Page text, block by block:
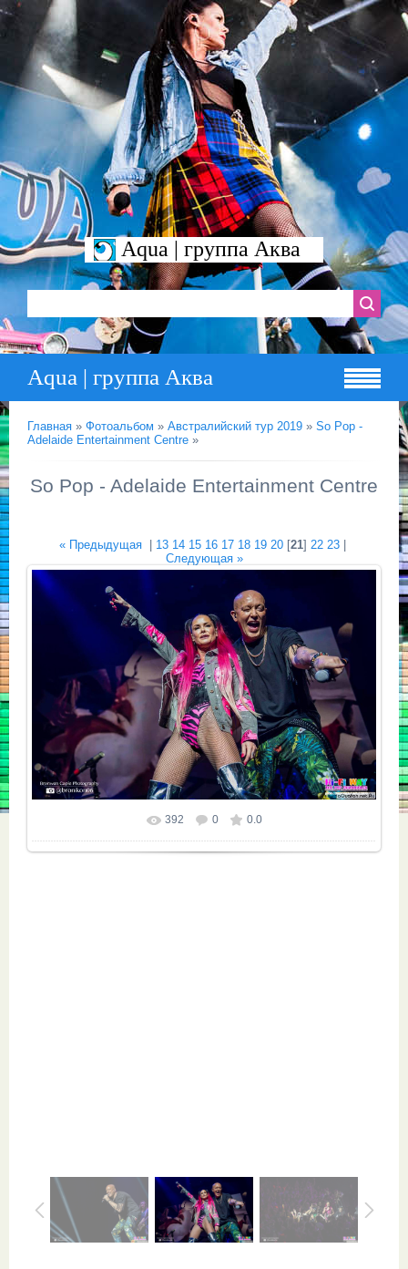
Aqua | группа Аква
Aqua | группа Аква
Главная » Фотоальбом » Австралийский тур 2019 » So Pop -
Adelaide Entertainment Centre »
So Pop - Adelaide Entertainment Centre
« Предыдущая| 13 14 15 16 17 18 19 20[21] 22 23|
Следующая »
Размер фотографии: 1200x800
392 0 0.0